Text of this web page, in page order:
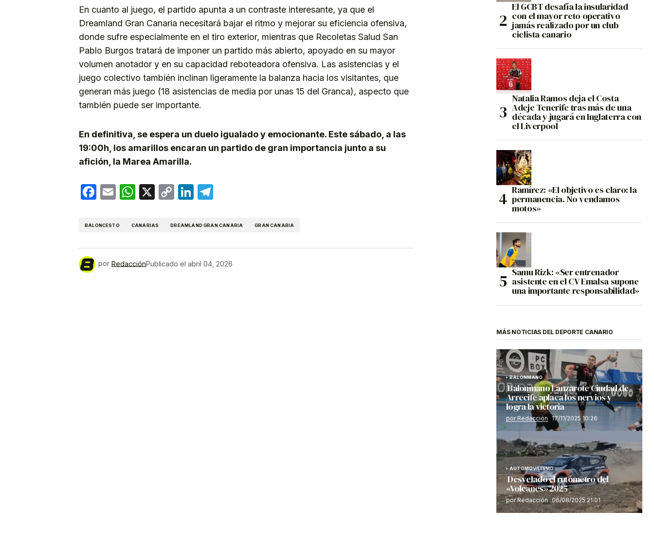
En cuanto al juego, el partido apunta a un contraste interesante, ya que el
Dreamland Gran Canaria necesitará bajar el ritmo y mejorar su eficiencia ofensiva,
donde sufre especialmente en el tiro exterior, mientras que Recoletas Salud San
Pablo Burgos tratará de imponer un partido más abierto, apoyado en su mayor
volumen anotador y en su capacidad reboteadora ofensiva. Las asistencias y el
juego colectivo también inclinan ligeramente la balanza hacia los visitantes, que
generan más juego (18 asistencias de media por unas 15 del Granca), aspecto que
también puede ser importante.
En definitiva, se espera un duelo igualado y emocionante. Este sábado, a las
19:00h, los amarillos encaran un partido de gran importancia junto a su
afición, la Marea Amarilla.
Facebook
EmailWhatsApp
X
CopyLinkedIn
BALONCESTO CANARIAS DREAMLAND GRAN CANARIA GRAN CANARIA
por RedacciónPublicado el abril 04, 2026
El GCBT desafía la insularidad
con el mayor reto operativo
jamás realizado por un club
ciclista canario
Natalia Ramos deja el Costa
Adeje Tenerife tras más de una
década y jugará en Inglaterra con
el Liverpool
Ramírez: «El objetivo es claro: la
permanencia. No vendamos
motos»
Samu Rizk: «Ser entrenador
asistente en el CV Emalsa supone
una importante responsabilidad»
MÁS NOTICIAS DEL DEPORTE CANARIO
BALONMANO
Balonmano Lanzarote Ciudad de
Arrecife aplaca los nervios y
logra la victoria
por Redacción 17/11/2025 10:26
AUTOMOVILISMO
Desvelado el rutómetro del
«Volcanes» 2025
por Redacción 06/08/2025 21:01